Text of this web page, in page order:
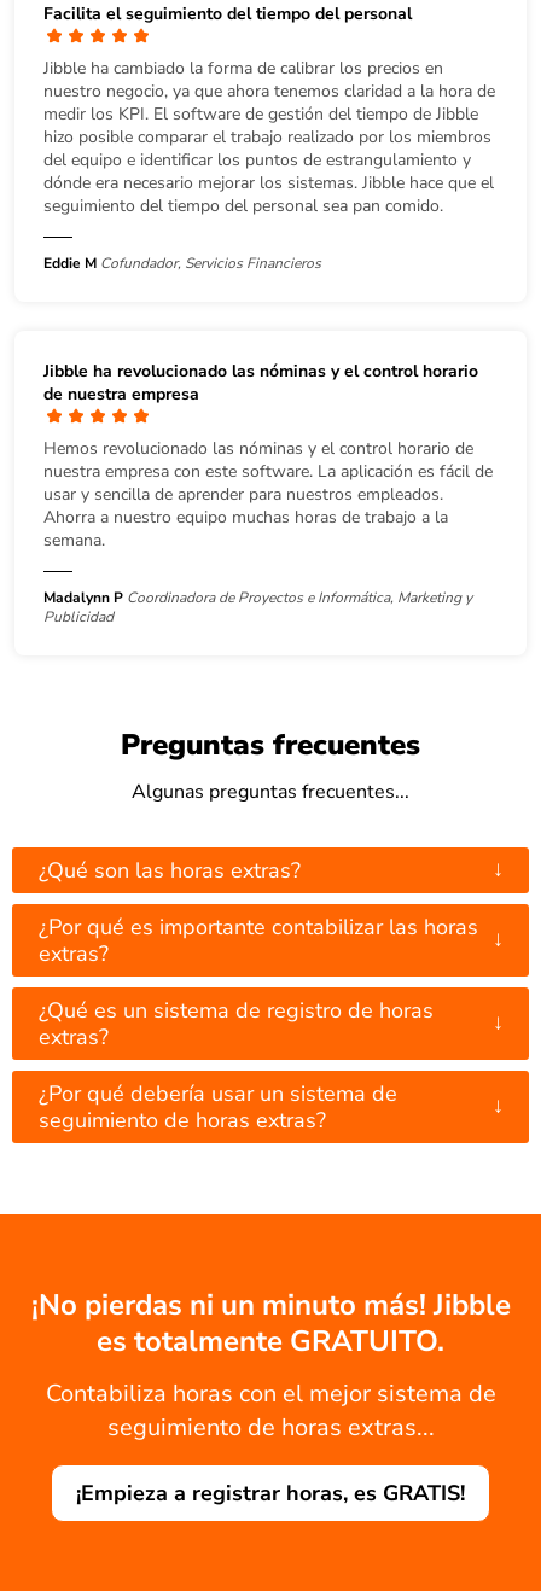
Facilita el seguimiento del tiempo del personal
Jibble ha cambiado la forma de calibrar los precios en
nuestro negocio, ya que ahora tenemos claridad a la hora de
medir los KPI. El software de gestión del tiempo de Jibble
hizo posible comparar el trabajo realizado por los miembros
del equipo e identificar los puntos de estrangulamiento y
dónde era necesario mejorar los sistemas. Jibble hace que el
seguimiento del tiempo del personal sea pan comido.
Eddie M Cofundador, Servicios Financieros
Jibble ha revolucionado las nóminas y el control horario
de nuestra empresa
Hemos revolucionado las nóminas y el control horario de
nuestra empresa con este software. La aplicación es fácil de
usar y sencilla de aprender para nuestros empleados.
Ahorra a nuestro equipo muchas horas de trabajo a la
semana.
Madalynn P Coordinadora de Proyectos e Informática, Marketing y
Publicidad
Preguntas frecuentes
Algunas preguntas frecuentes...
¿Qué son las horas extras? ↓
¿Por qué es importante contabilizar las horas
extras?
↓
¿Qué es un sistema de registro de horas
extras?
↓
¿Por qué debería usar un sistema de
seguimiento de horas extras?
↓
¡No pierdas ni un minuto más! Jibble
es totalmente GRATUITO.
Contabiliza horas con el mejor sistema de
seguimiento de horas extras...
¡Empieza a registrar horas, es GRATIS!